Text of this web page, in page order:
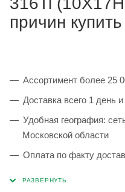
причин
Ассортимент более 25
Доставка всего 1 день
Удобная география:
Московской области
Оплата по факту